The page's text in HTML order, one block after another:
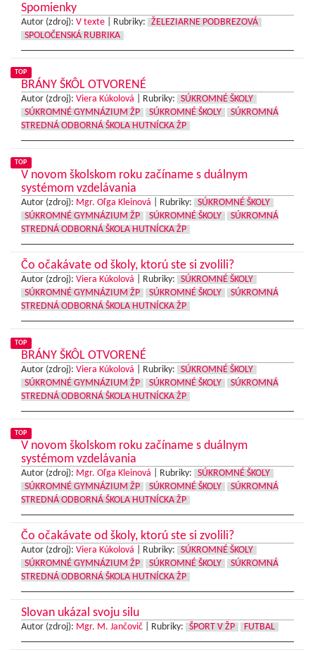
Spomienky
Autor (zdroj): V texte Rubriky:
ŽELEZIARNE PODBREZOVÁ
SPOLOČENSKÁ RUBRIKA
TOP
BRÁNY ŠKÔL OTVORENÉ
Autor (zdroj): Viera Kúkolová Rubriky:
SÚKROMNÉ ŠKOLY
SÚKROMNÉ GYMNÁZIUM ŽP
SÚKROMNÉ ŠKOLY
SÚKROMNÁ
STREDNÁ ODBORNÁ ŠKOLA HUTNÍCKA ŽP
TOP
V novom školskom roku začíname s duálnym
systémom vzdelávania
Autor (zdroj): Mgr. Oľga Kleinová Rubriky:
SÚKROMNÉ ŠKOLY
SÚKROMNÉ GYMNÁZIUM ŽP
SÚKROMNÉ ŠKOLY
SÚKROMNÁ
STREDNÁ ODBORNÁ ŠKOLA HUTNÍCKA ŽP
Čo očakávate od školy, ktorú ste si zvolili?
Autor (zdroj): Viera Kúkolová Rubriky:
SÚKROMNÉ ŠKOLY
SÚKROMNÉ GYMNÁZIUM ŽP
SÚKROMNÉ ŠKOLY
SÚKROMNÁ
STREDNÁ ODBORNÁ ŠKOLA HUTNÍCKA ŽP
TOP
BRÁNY ŠKÔL OTVORENÉ
Autor (zdroj): Viera Kúkolová Rubriky:
SÚKROMNÉ ŠKOLY
SÚKROMNÉ GYMNÁZIUM ŽP
SÚKROMNÉ ŠKOLY
SÚKROMNÁ
STREDNÁ ODBORNÁ ŠKOLA HUTNÍCKA ŽP
TOP
V novom školskom roku začíname s duálnym
systémom vzdelávania
Autor (zdroj): Mgr. Oľga Kleinová Rubriky:
SÚKROMNÉ ŠKOLY
SÚKROMNÉ GYMNÁZIUM ŽP
SÚKROMNÉ ŠKOLY
SÚKROMNÁ
STREDNÁ ODBORNÁ ŠKOLA HUTNÍCKA ŽP
Čo očakávate od školy, ktorú ste si zvolili?
Autor (zdroj): Viera Kúkolová Rubriky:
SÚKROMNÉ ŠKOLY
SÚKROMNÉ GYMNÁZIUM ŽP
SÚKROMNÉ ŠKOLY
SÚKROMNÁ
STREDNÁ ODBORNÁ ŠKOLA HUTNÍCKA ŽP
Slovan ukázal svoju silu
Autor (zdroj): Mgr. M. Jančovič Rubriky: ŠPORT V ŽP FUTBAL